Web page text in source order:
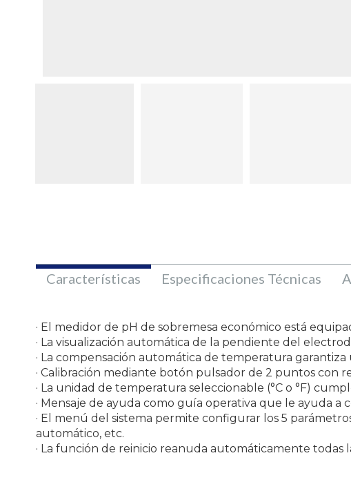
Características Especificaciones Técnicas
· El medidor de pH de sobremesa económico está
· La visualización automática de la pendiente del
· La compensación automática de temperatura
· Calibración mediante botón pulsador de 2 puntos con
· La unidad de temperatura seleccionable (°C o °F)
· Mensaje de ayuda como guía operativa que le ayuda
· El menú del sistema permite configurar los 5
automático, etc.
· La función de reinicio reanuda automáticamente